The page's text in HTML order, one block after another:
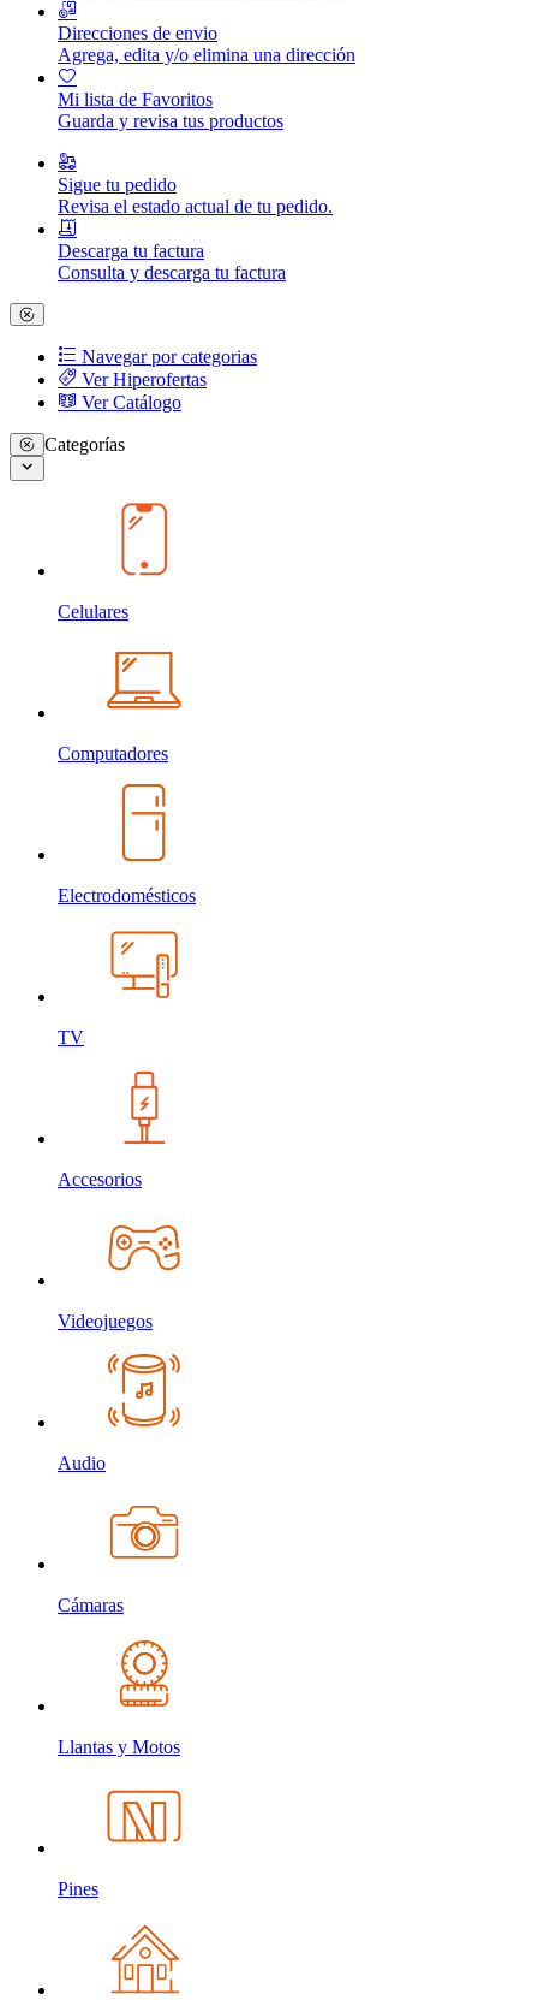
Direcciones de envio
Agrega, edita y/o elimina una dirección
Mi lista de Favoritos
Guarda y revisa tus productos
Sigue tu pedido
Revisa el estado actual de tu pedido.
Descarga tu factura
Consulta y descarga tu factura
Navegar por categorias
Ver Hiperofertas
Ver Catálogo
Categorías
Celulares
Computadores
Electrodomésticos
TV
Accesorios
Videojuegos
Audio
Cámaras
Llantas y Motos
Pines